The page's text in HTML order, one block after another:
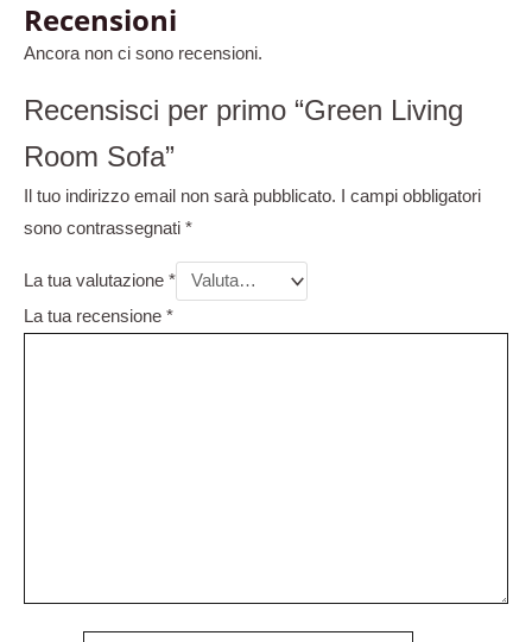
Recensioni
Ancora non ci sono recensioni.
Recensisci per primo “Green Living
Room Sofa”
Il tuo indirizzo email non sarà pubblicato. I campi obbligatori
sono contrassegnati *
La tua valutazione *
La tua recensione *